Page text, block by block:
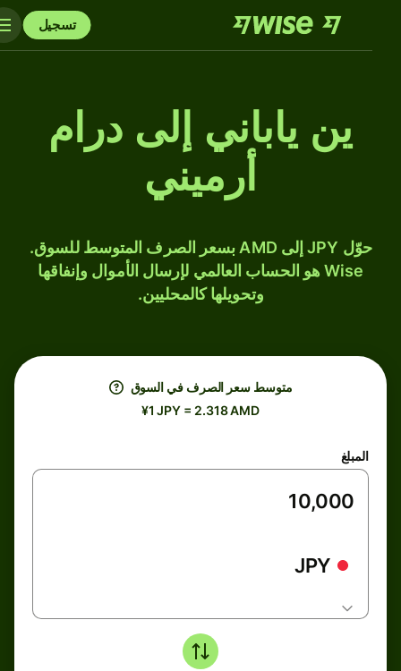
تسجيل
ين ياباني إلى درام
أرميني
حوّل JPY إلى AMD بسعر الصرف المتوسط للسوق.
Wise هو الحساب العالمي لإرسال الأموال وإنفاقها
وتحويلها كالمحليين.
متوسط ​​سعر الصرف في السوق
¥1 JPY = 2.318 AMD
المبلغ
JPY